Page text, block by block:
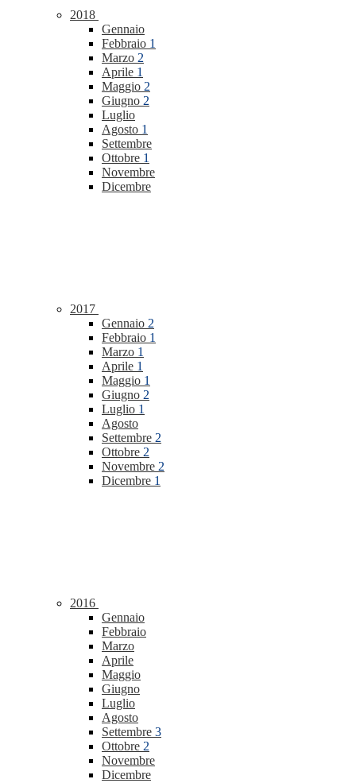
2018
Gennaio
Febbraio 1
Marzo 2
Aprile 1
Maggio 2
Giugno 2
Luglio
Agosto 1
Settembre
Ottobre 1
Novembre
Dicembre
2017
Gennaio 2
Febbraio 1
Marzo 1
Aprile 1
Maggio 1
Giugno 2
Luglio 1
Agosto
Settembre 2
Ottobre 2
Novembre 2
Dicembre 1
2016
Gennaio
Febbraio
Marzo
Aprile
Maggio
Giugno
Luglio
Agosto
Settembre 3
Ottobre 2
Novembre
Dicembre